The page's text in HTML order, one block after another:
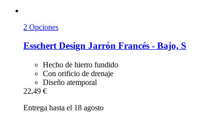
2 Opciones
Esschert Design Jarrón Francés -​ Bajo, S
Hecho de hierro fundido
Con orificio de drenaje
Diseño atemporal
22,49 €
Entrega hasta el 18 agosto